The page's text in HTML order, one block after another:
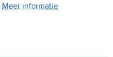
Meer informatie